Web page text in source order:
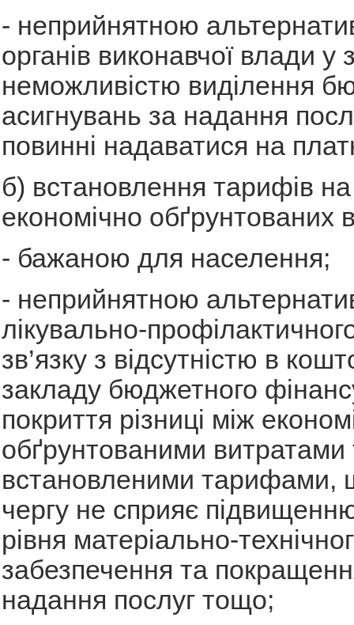
- неприйнятною
органів виконавчої влади у
неможливістю виділення
асигнувань за надання
повинні надаватися на
б) встановлення тарифів на
економічно обґрунтованих
- бажаною для населення;
- неприйнятною
лікувально-
зв’язку з відсутністю в
закладу бюджетного
покриття різниці між
обґрунтованими витратами
встановленими тарифами,
чергу не сприяє
рівня матеріально-
забезпечення та
надання послуг тощо;